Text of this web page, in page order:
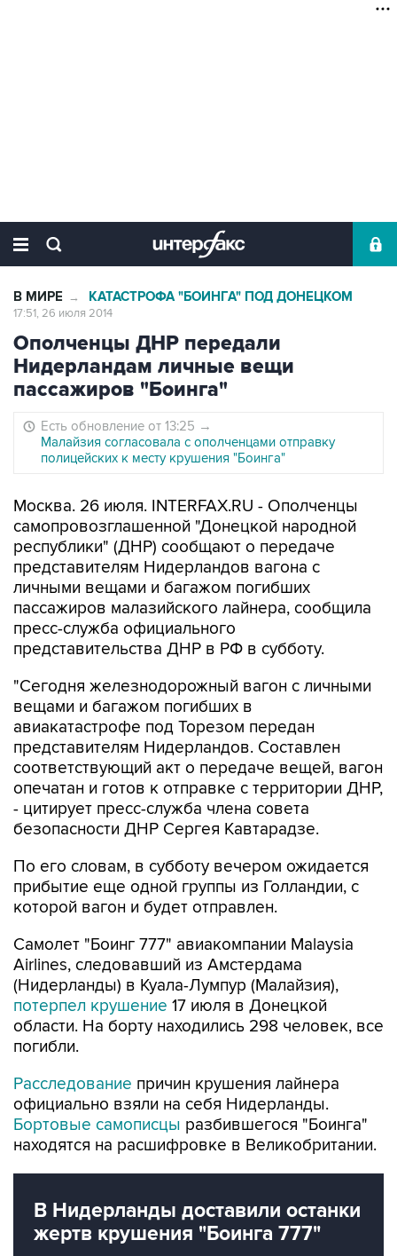
В МИРЕ → КАТАСТРОФА "БОИНГА" ПОД ДОНЕЦКОМ
17:51, 26 июля 2014
Ополченцы ДНР передали
Нидерландам личные вещи
пассажиров "Боинга"
Есть обновление от 13:25 →
Малайзия согласовала с ополченцами отправку
полицейских к месту крушения "Боинга"
Москва. 26 июля. INTERFAX.RU - Ополченцы
самопровозглашенной "Донецкой народной
республики" (ДНР) сообщают о передаче
представителям Нидерландов вагона с
личными вещами и багажом погибших
пассажиров малазийского лайнера, сообщила
пресс-служба официального
представительства ДНР в РФ в субботу.
"Сегодня железнодорожный вагон с личными
вещами и багажом погибших в
авиакатастрофе под Торезом передан
представителям Нидерландов. Составлен
соответствующий акт о передаче вещей, вагон
опечатан и готов к отправке с территории ДНР,
- цитирует пресс-служба члена совета
безопасности ДНР Сергея Кавтарадзе.
По его словам, в субботу вечером ожидается
прибытие еще одной группы из Голландии, с
которой вагон и будет отправлен.
Самолет "Боинг 777" авиакомпании Malaysia
Airlines, следовавший из Амстердама
(Нидерланды) в Куала-Лумпур (Малайзия),
потерпел крушение 17 июля в Донецкой
области. На борту находились 298 человек, все
погибли.
Расследование причин крушения лайнера
официально взяли на себя Нидерланды.
Бортовые самописцы разбившегося "Боинга"
находятся на расшифровке в Великобритании.
В Нидерланды доставили останки
жертв крушения "Боинга 777"